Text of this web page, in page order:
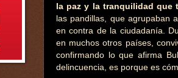
la paz y la tranquilidad que
las pandillas, que agrupaban
en contra de la ciudadanía.
en muchos otros países,
confirmando lo que afirma
delincuencia, es porque es